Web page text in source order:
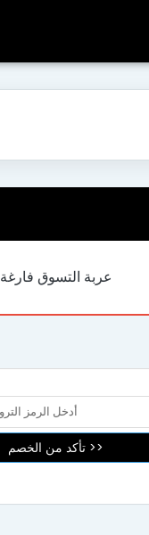
عربة التسوق فارغة
تأكد من الخصم >>